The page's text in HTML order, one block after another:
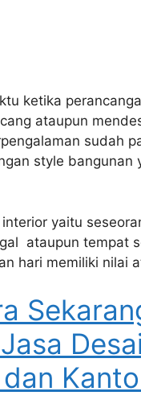
ketika
ataupun
sudah
style bangunan
yaitu
ataupun tempat
hari memiliki nilai